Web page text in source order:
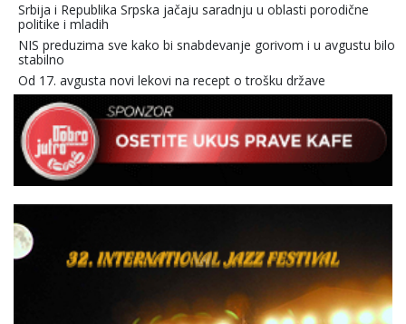
Srbija i Republika Srpska jačaju saradnju u oblasti porodične
politike i mladih
NIS preduzima sve kako bi snabdevanje gorivom i u avgustu bilo
stabilno
Od 17. avgusta novi lekovi na recept o trošku države